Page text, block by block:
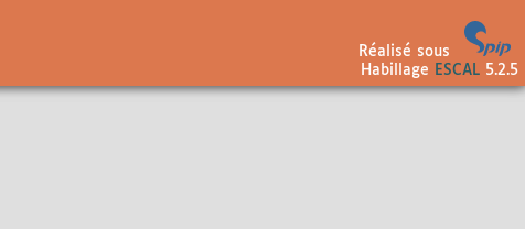
Réalisé sous
Habillage
ESCAL5.2.5